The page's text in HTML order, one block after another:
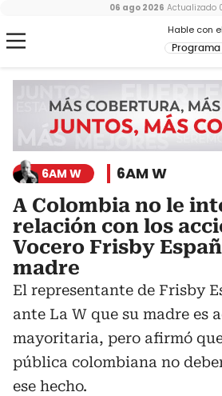
Hable con el
Programa
06 ago 2026 Actualizado
6AM W 6AM W
A Colombia no le
relación con los
Vocero Frisby
madre
El representante de Frisby
ante La W que su madre es
mayoritaria, pero afirmó
pública colombiana no
ese hecho.